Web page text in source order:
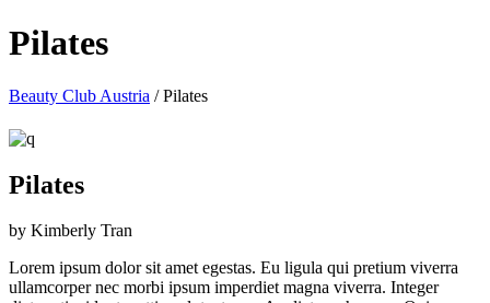
Pilates
Beauty Club Austria /Pilates
Pilates
by Kimberly Tran
Lorem ipsum dolor sit amet egestas. Eu ligula qui pretium viverra
ullamcorper nec morbi ipsum imperdiet magna viverra. Integer